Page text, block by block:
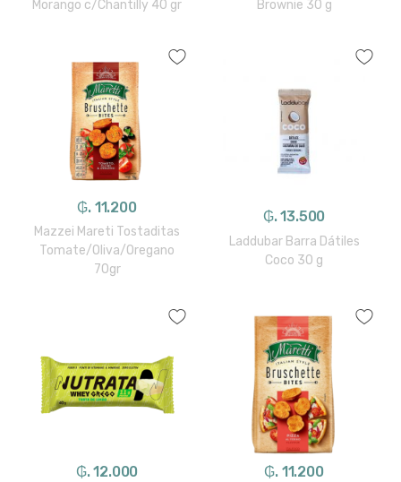
Morango c/Chantilly 40 gr Brownie 30 g
₲. 11.200
Mazzei Mareti Tostaditas
Tomate/Oliva/Oregano
70gr
₲. 13.500
Laddubar Barra Dátiles
Coco 30 g
₲. 12.000 ₲. 11.200